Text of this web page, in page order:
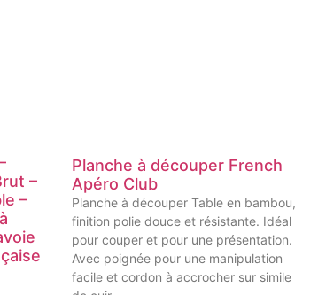
–
–
Planche à découper French
Apéro Club
Planche à découper Table en bambou,
finition polie douce et résistante. Idéal
pour couper et pour une présentation.
Avec poignée pour une manipulation
facile et cordon à accrocher sur simile